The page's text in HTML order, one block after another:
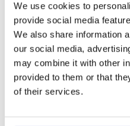
We use cookies to
provide social media
We also share information
our social media,
may combine it with other
provided to them or that
of their services.
Som en ansvarlig og
sikre dig, at de penge, du
lokalbefolkningen og
penge skal have en
Hvis du vælger at bo på
små uafhængige
produkter og vælger
Flere initiativer fra lokale